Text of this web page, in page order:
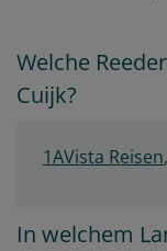
Welche
Cuijk?
1AVista Reisen,
In welchem